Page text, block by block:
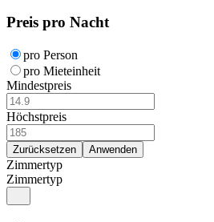
Preis pro Nacht
pro Person
pro Mieteinheit
Mindestpreis
Höchstpreis
Zimmertyp
Zimmertyp